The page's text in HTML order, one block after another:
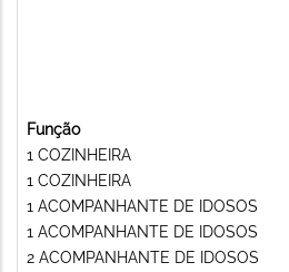
Função
1 COZINHEIRA
1 COZINHEIRA
1 ACOMPANHANTE DE IDOSOS
1 ACOMPANHANTE DE IDOSOS
2 ACOMPANHANTE DE IDOSOS